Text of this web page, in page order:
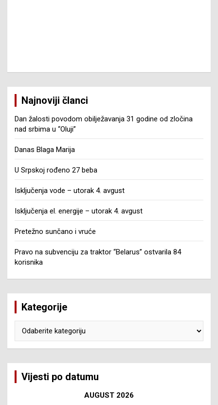
Najnoviji članci
Dan žalosti povodom obilježavanja 31 godine od zločina
nad srbima u “Oluji”
Danas Blaga Marija
U Srpskoj rođeno 27 beba
Isključenja vode – utorak 4. avgust
Isključenja el. energije – utorak 4. avgust
Pretežno sunčano i vruće
Pravo na subvenciju za traktor “Belarus” ostvarila 84
korisnika
Kategorije
Vijesti po datumu
AUGUST 2026